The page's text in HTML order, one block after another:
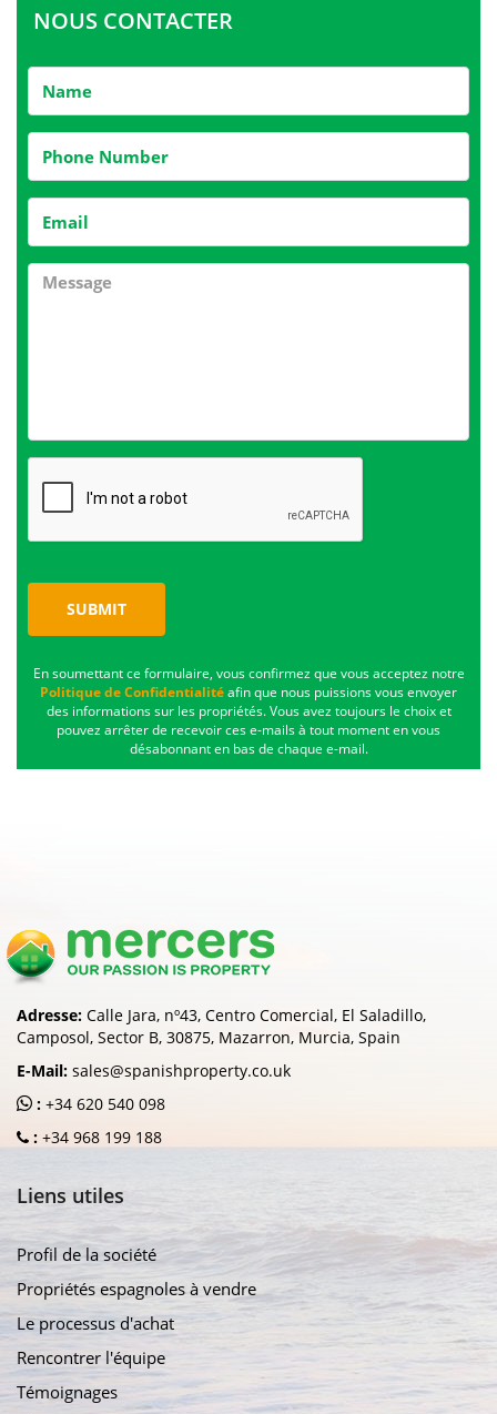
NOUS CONTACTER
SUBMIT
En soumettant ce formulaire, vous confirmez que vous acceptez notre
Politique de Confidentialitéafin que nous puissions vous envoyer
des informations sur les propriétés. Vous avez toujours le choix et
pouvez arrêter de recevoir ces e-mails à tout moment en vous
désabonnant en bas de chaque e-mail.
Adresse: Calle Jara, nº43, Centro Comercial, El Saladillo,
Camposol, Sector B, 30875, Mazarron, Murcia, Spain
E-Mail: sales@spanishproperty.co.uk
: +34 620 540 098
: +34 968 199 188
Liens utiles
Profil de la société
Propriétés espagnoles à vendre
Le processus d'achat
Rencontrer l'équipe
Témoignages